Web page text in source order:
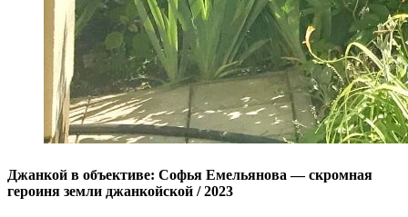
Джанкой в объективе: Софья Емельянова — скромная
героиня земли джанкойской / 2023